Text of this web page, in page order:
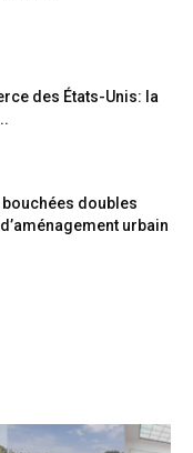
des États-Unis: la
bouchées doubles
urbain